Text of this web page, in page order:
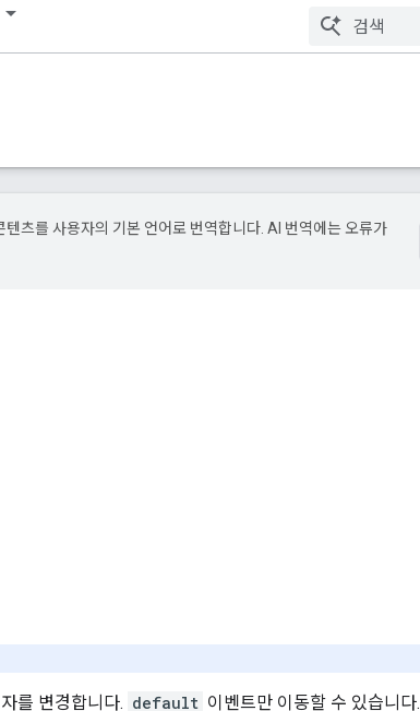
츠를 사용자의 기본 언어로 번역합니다. AI 번역에는 오류가
를 변경합니다. default 이벤트만 이동할 수 있습니다.